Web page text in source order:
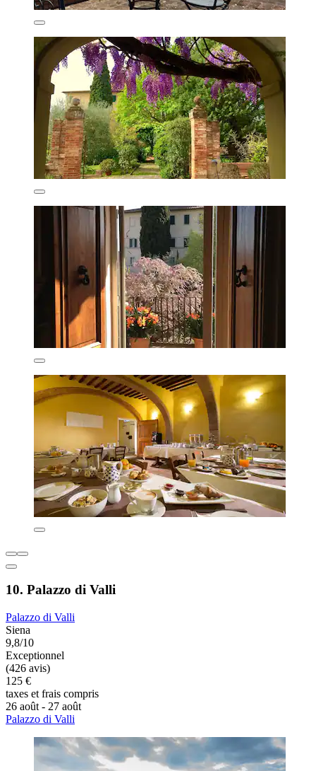
10. Palazzo di Valli
Palazzo di Valli
Siena
9,8/10
Exceptionnel
(426 avis)
125 €
taxes et frais compris
26 août - 27 août
Palazzo di Valli